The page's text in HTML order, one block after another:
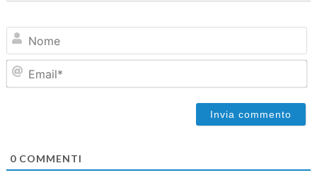
0COMMENTI